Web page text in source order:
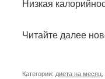
Низкая
Читайте далее
Категории: диета на месяц